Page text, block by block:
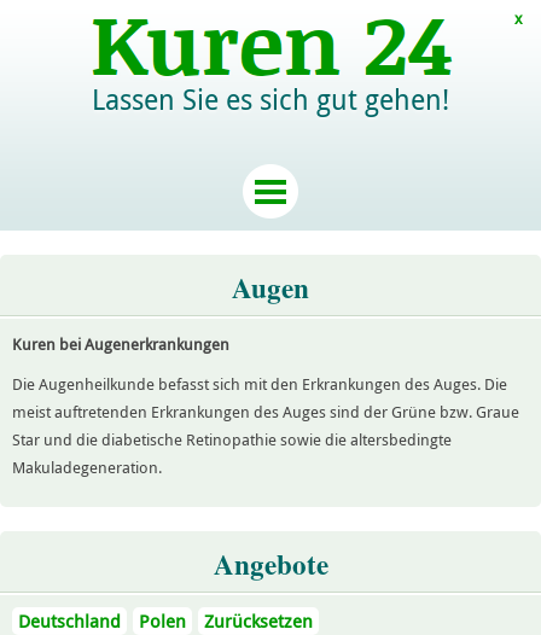
Lassen Sie es sich gut gehen!
Augen
Kuren bei Augenerkrankungen
Die Augenheilkunde befasst sich mit den Erkrankungen des Auges. Die
meist auftretenden Erkrankungen des Auges sind der Grüne bzw. Graue
Star und die diabetische Retinopathie sowie die altersbedingte
Makuladegeneration.
Angebote
Deutschland Polen Zurücksetzen
x